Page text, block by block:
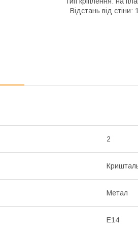
Відстань від стіни:
2
Метал
E14